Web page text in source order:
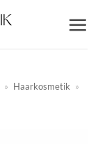
» Haarkosmetik »